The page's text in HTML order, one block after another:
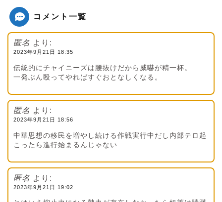
コメント一覧
匿名 より:
2023年9月21日 18:35
伝統的にチャイニーズは腰抜けだから威嚇が精一杯。
一発ぶん殴ってやればすぐおとなしくなる。
匿名 より:
2023年9月21日 18:56
中華思想の移民を増やし続ける作戦実行中だし内部テロ起
こったら進行始まるんじゃない
匿名 より:
2023年9月21日 19:02